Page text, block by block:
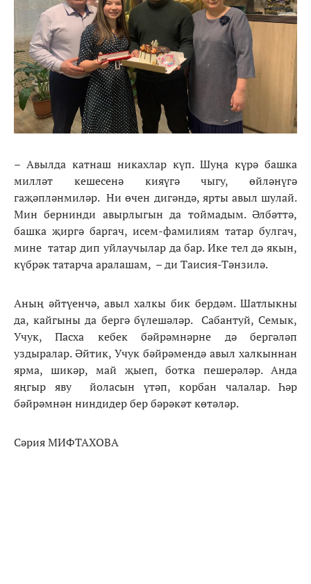
– Авылда катнаш никахлар күп. Шуңа күрә башка
милләт кешесенә кияүгә чыгу, өйләнүгә
гаҗәпләнмиләр. Ни өчен дигәндә, ярты авыл шулай.
Мин бернинди авырлыгын да тоймадым. Әлбәттә,
башка җиргә баргач, исем-фамилиям татар булгач,
мине татар дип уйлаучылар да бар. Ике тел дә якын,
күбрәк татарча аралашам, – ди Таисия-Тәнзилә.
Аның әйтүенчә, авыл халкы бик бердәм. Шатлыкны
да, кайгыны да бергә бүлешәләр. Сабантуй, Семык,
Учук, Пасха кебек бәйрәмнәрне дә бергәләп
уздыралар. Әйтик, Учук бәйрәмендә авыл халкыннан
ярма, шикәр, май җыеп, ботка пешерәләр. Анда
яңгыр яву йоласын үтәп, корбан чалалар. Һәр
бәйрәмнән ниндидер бер бәрәкәт көтәләр.
Сәрия МИФТАХОВА